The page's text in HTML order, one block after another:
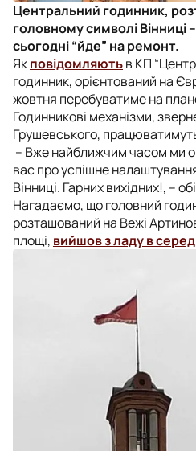
Центральний годинник,
головному символі Вінниці
сьогодні “йде” на ремонт.
Якповідомляютьв КП “Центр
годинник, орієнтований на
жовтня перебуватиме на
Годинникові механізми,
Грушевського,
– Вже найближчим часом ми
вас про успішне
Вінниці. Гарних вихідних!, –
Нагадаємо, що головний
розташований на Вежі
площі, вийшов з ладу в